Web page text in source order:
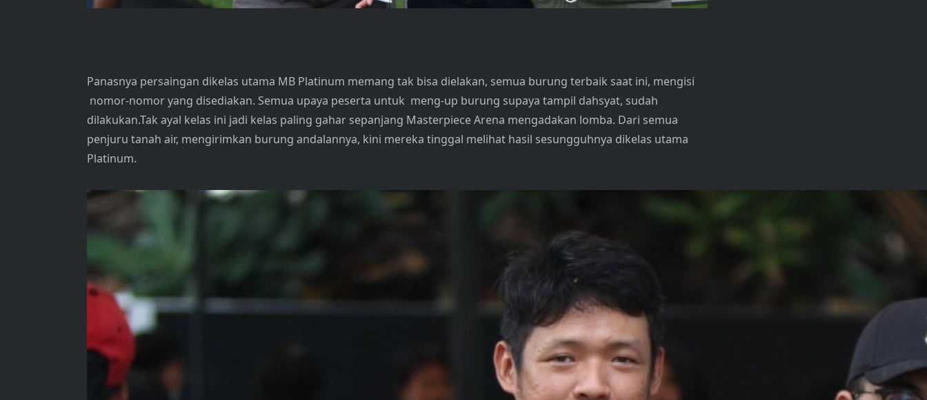
Panasnya persaingan dikelas utama MB Platinum memang tak bisa dielakan, semua burung terbaik saat ini, mengisi
nomor-nomor yang disediakan. Semua upaya peserta untuk meng-up burung supaya tampil dahsyat, sudah
dilakukan.Tak ayal kelas ini jadi kelas paling gahar sepanjang Masterpiece Arena mengadakan lomba. Dari semua
penjuru tanah air, mengirimkan burung andalannya, kini mereka tinggal melihat hasil sesungguhnya dikelas utama
Platinum.